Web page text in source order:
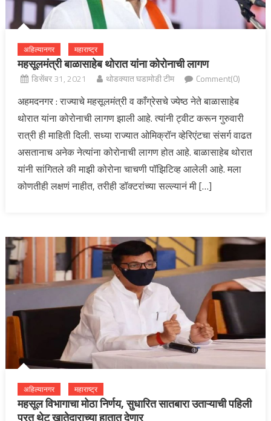
अहिल्यानगर महाराष्ट्र
महसूलमंत्री बाळासाहेब थोरात यांना कोरोनाची लागण
डिसेंबर 31, 2021 थोडक्यात घडामोडी टीम Comment(0)
अहमदनगर : राज्याचे महसूलमंत्री व काँग्रेसचे ज्येष्ठ नेते बाळासाहेब
थोरात यांना कोरोनाची लागण झाली आहे. त्यांनी ट्वीट करून गुरुवारी
रात्री ही माहिती दिली. सध्या राज्यात ओमिक्रॉन व्हेरिएंटचा संसर्ग वाढत
असतानाच अनेक नेत्यांना कोरोनाची लागण होत आहे. बाळासाहेब थोरात
यांनी सांगितले की माझी कोरोना चाचणी पॉझिटिव्ह आलेली आहे. मला
कोणतीही लक्षणं नाहीत, तरीही डॉक्टरांच्या सल्ल्यानं मी […]
अहिल्यानगर महाराष्ट्र
महसूल विभागाचा मोठा निर्णय, सुधारित सातबारा उताऱ्याची पहिली
प्रत थेट खातेदाराच्या हातात देणार